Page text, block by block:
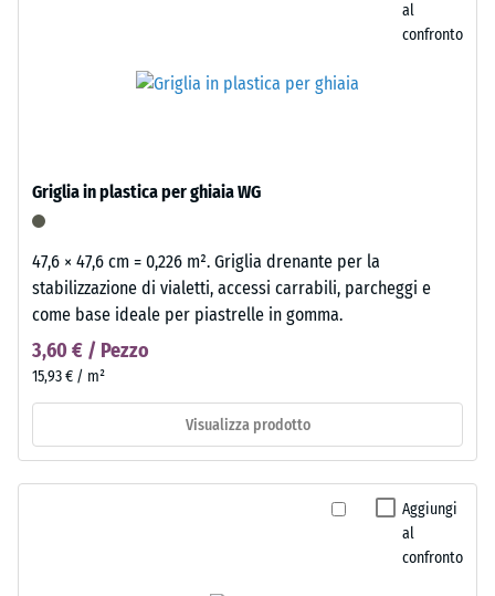
al
confronto
Griglia in plastica per ghiaia WG
47,6 × 47,6 cm = 0,226 m². Griglia drenante per la
stabilizzazione di vialetti, accessi carrabili, parcheggi e
come base ideale per piastrelle in gomma.
3,60 € / Pezzo
15,93 € / m²
Visualizza prodotto
Aggiungi
al
confronto